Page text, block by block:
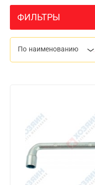
ФИЛЬТРЫ
По наименованию